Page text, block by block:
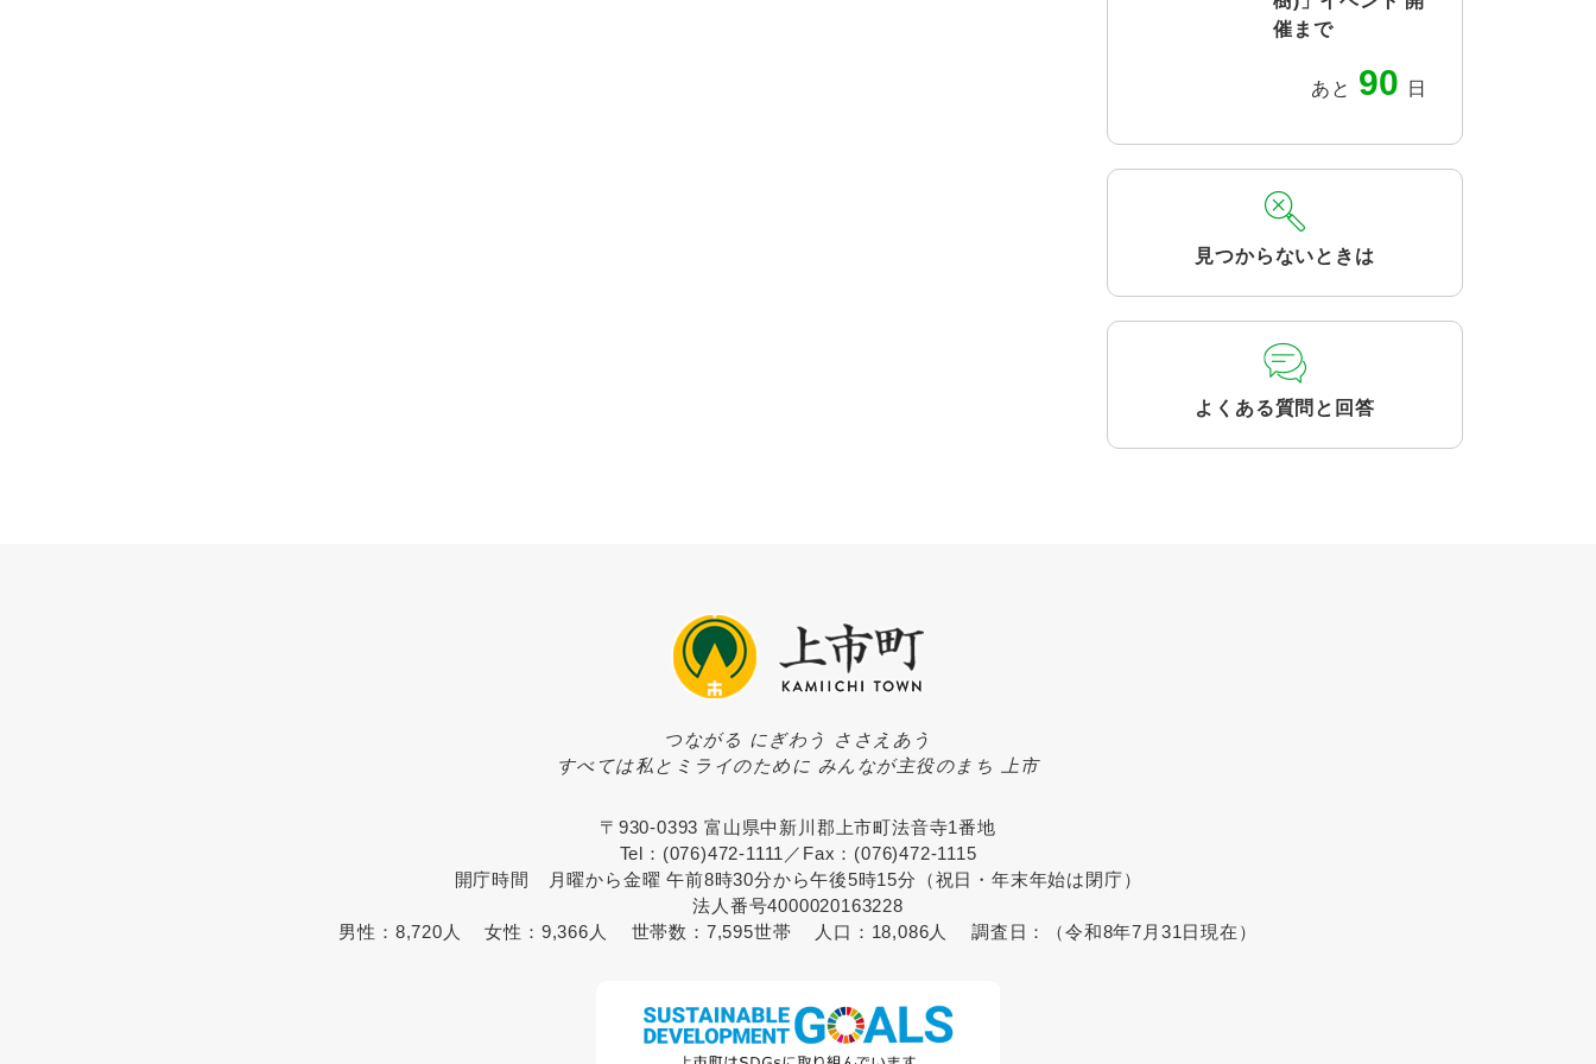
催まで
あと 90 日
見つからないときは
よくある質問と回答
つながる にぎわう ささえあう
すべては私とミライのために みんなが主役のまち 上市
〒930-0393 富山県中新川郡上市町法音寺1番地
Tel：(076)472-1111／Fax：(076)472-1115
開庁時間 月曜から金曜 午前8時30分から午後5時15分（祝日・年末年始は閉庁）
法人番号4000020163228
男性： 8,720人 女性： 9,366人 世帯数： 7,595世帯 人口： 18,086人 調査日： （令和8年7月31日現在）